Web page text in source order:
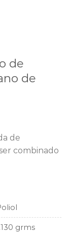
de
de
de
combinado
grms